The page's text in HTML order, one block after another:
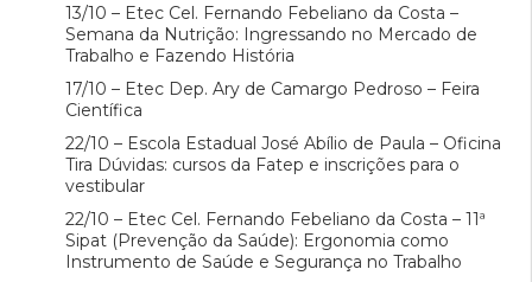
13/10 – Etec Cel. Fernando Febeliano da Costa –
Semana da Nutrição: Ingressando no Mercado de
Trabalho e Fazendo História
17/10 – Etec Dep. Ary de Camargo Pedroso – Feira
Científica
22/10 – Escola Estadual José Abílio de Paula – Oficina
Tira Dúvidas: cursos da Fatep e inscrições para o
vestibular
22/10 – Etec Cel. Fernando Febeliano da Costa – 11ª
Sipat (Prevenção da Saúde): Ergonomia como
Instrumento de Saúde e Segurança no Trabalho